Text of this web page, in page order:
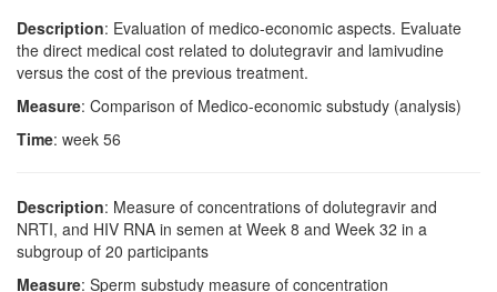
Description: Evaluation of medico-economic aspects. Evaluate
the direct medical cost related to dolutegravir and lamivudine
versus the cost of the previous treatment.
Measure: Comparison of Medico-economic substudy (analysis)
Time: week 56
Description: Measure of concentrations of dolutegravir and
NRTI, and HIV RNA in semen at Week 8 and Week 32 in a
subgroup of 20 participants
Measure: Sperm substudy measure of concentration